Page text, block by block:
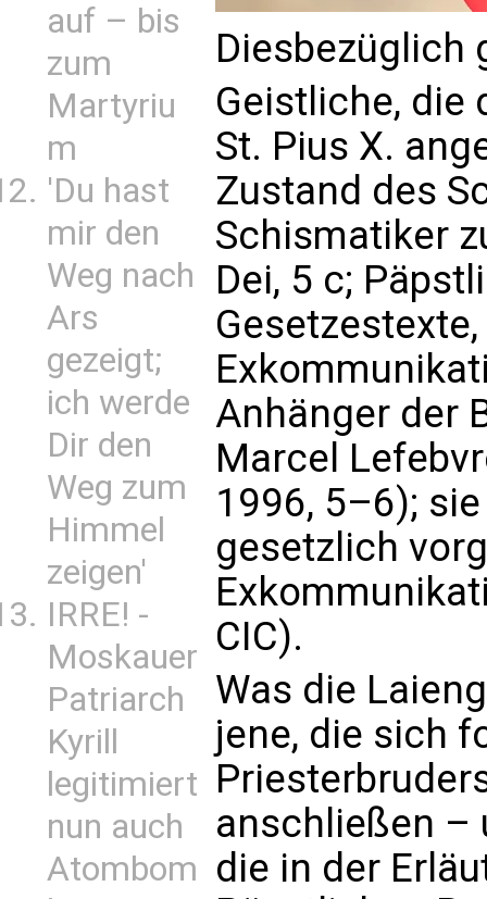
auf – bis
zum
Martyriu
m
'Du hast
mir den
Weg nach
Ars
gezeigt;
ich werde
Dir den
Weg zum
Himmel
zeigen'
IRRE! -
Moskauer
Patriarch
Kyrill
legitimiert
nun auch
Atombom
Diesbezüglich
Geistliche, die
St. Pius X.
Zustand des
Schismatiker
Dei, 5 c;
Anhänger der
Marcel
1996, 5–6);
gesetzlich
CIC).
Was die
jene, die sich
anschließen –
die in der